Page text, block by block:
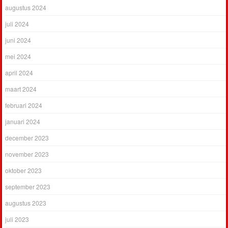
augustus 2024
juli 2024
juni 2024
mei 2024
april 2024
maart 2024
februari 2024
januari 2024
december 2023
november 2023
oktober 2023
september 2023
augustus 2023
juli 2023